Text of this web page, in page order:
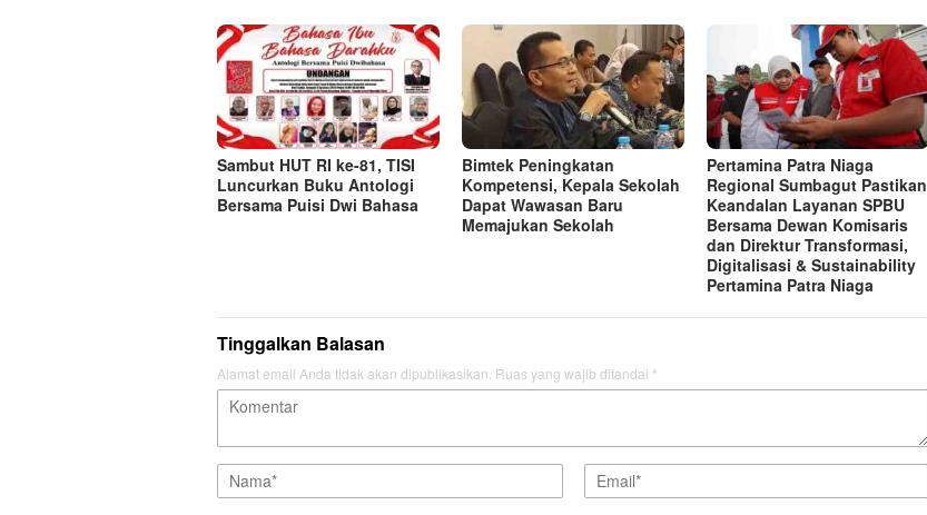
Sambut HUT RI ke-81, TISI
Luncurkan Buku Antologi
Bersama Puisi Dwi Bahasa
Bimtek Peningkatan
Kompetensi, Kepala Sekolah
Dapat Wawasan Baru
Memajukan Sekolah
Pertamina Patra Niaga
Regional Sumbagut Pastikan
Keandalan Layanan SPBU
Bersama Dewan Komisaris
dan Direktur Transformasi,
Digitalisasi & Sustainability
Pertamina Patra Niaga
Tinggalkan Balasan
Alamat email Anda tidak akan dipublikasikan. Ruas yang wajib ditandai *